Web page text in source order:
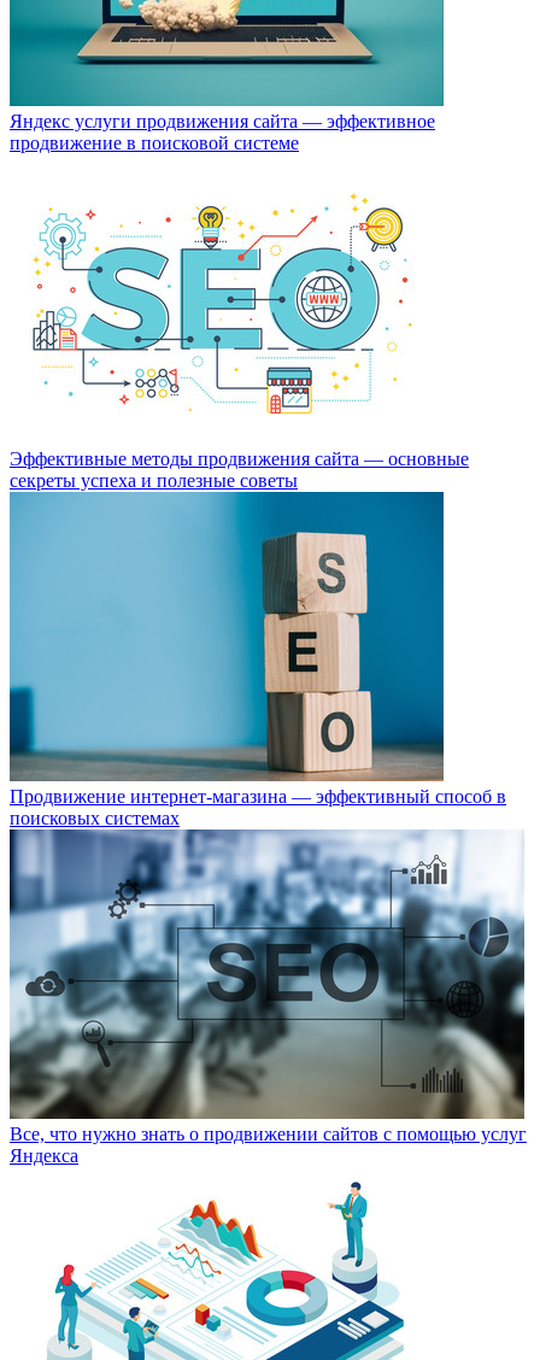
Яндекс услуги продвижения сайта — эффективное
продвижение в поисковой системе
Эффективные методы продвижения сайта — основные
секреты успеха и полезные советы
Продвижение интернет-магазина — эффективный способ в
поисковых системах
Все, что нужно знать о продвижении сайтов с помощью услуг
Яндекса